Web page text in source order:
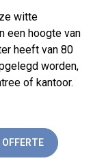
witte
een hoogte van
heeft van 80
worden,
of kantoor.